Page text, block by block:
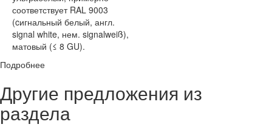
соответствует RAL 9003
(cигнальный белый, англ.
signal white, нем. signalweiß),
матовый (≤ 8 GU).
Подробнее
Другие предложения из
раздела